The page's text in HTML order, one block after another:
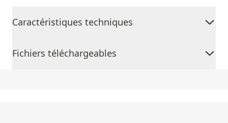
Caractéristiques techniques
Fichiers téléchargeables